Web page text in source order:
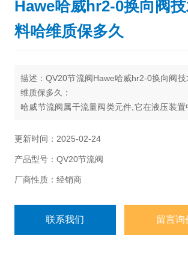
Hawe哈威hr2-0换向阀
料哈维质保多久
描述：QV20节流阀Hawe哈威hr2-0换向阀技
维质保多久：
哈威节流阀属干流量阀类元件,它在液压装置
制。
更新时间：2025-02-24
产品型号：QV20节流阀
厂商性质：经销商
联系我们 留言询